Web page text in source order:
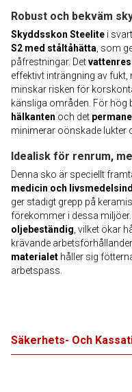
Robust och bekväm
Skyddsskon Steelite i
S2 med ståltåhätta , som
påfrestningar. Det
effektivt inträngning av fukt,
minskar risken för
känsliga områden. För hög
hälkanten och det
minimerar oönskade lukter
Idealisk för renrum,
Denna sko är speciellt
medicin och
ger stadigt grepp på
förekommer i dessa
oljebeständig , vilket ökar
krävande
materialet håller sig
arbetspass.
Säkerhets- Och